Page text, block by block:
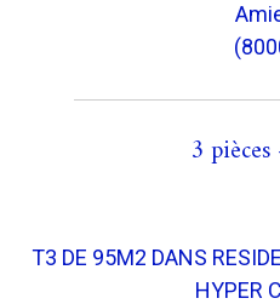
3
T3 DE 95M2 DANS
HYPER